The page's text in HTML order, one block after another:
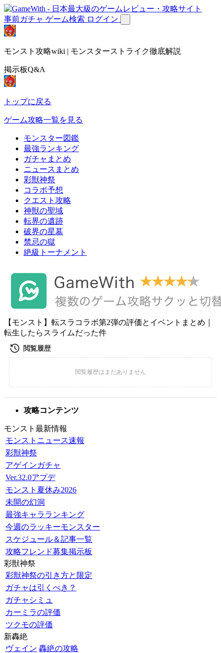
事前ガチャ ゲーム検索 ログイン
モンスト攻略wiki | モンスターストライク徹底解説
掲示板Q&A
トップに戻る
ゲーム攻略一覧を見る
モンスター図鑑
最強ランキング
ガチャまとめ
ニュースまとめ
彩獣神祭
コラボ予想
クエスト攻略
神獣の聖域
転界の遺跡
破界の星墓
禁忌の獄
絶級トーナメント
【モンスト】転スラコラボ第2弾の評価とイベントまとめ｜
転生したらスライムだった件
攻略コンテンツ
モンスト最新情報
モンストニュース速報
彩獣神祭
アゲインガチャ
Ver.32.0アプデ
モンスト夏休み2026
未開の幻洞
最強キャラランキング
今週のラッキーモンスター
スケジュール＆記事一覧
攻略フレンド募集掲示板
彩獣神祭
彩獣神祭の引き方と限定
ガチャは引くべき？
ガチャシミュ
カーミラの評価
ツクモの評価
新轟絶
ヴェイン 轟絶の攻略